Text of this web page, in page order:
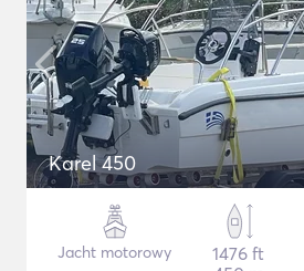
Karel 450
Jacht motorowy
1476 ft